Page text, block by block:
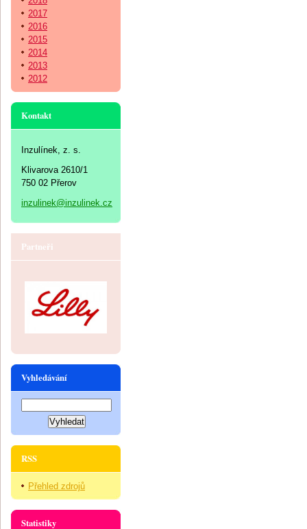
2017
2016
2015
2014
2013
2012
Kontakt
Inzulínek, z. s.
Klivarova 2610/1
750 02 Přerov
inzulinek@inzulinek.cz
Partneři
Vyhledávání
RSS
Přehled zdrojů
Statistiky